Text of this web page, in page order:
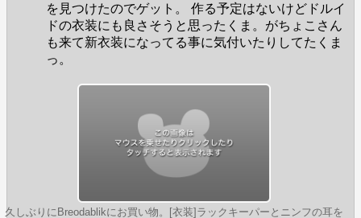
を見つけたのでゲット。 作る予定はないけどドルイ
ドの衣装にも良さそうと思ったくま。がちょこさん
も来て新衣装になってる事に気付いたりしてたくま
っ。
久しぶりにBreodablikにお買い物。[衣装]ラックキーパーとニンフの耳を